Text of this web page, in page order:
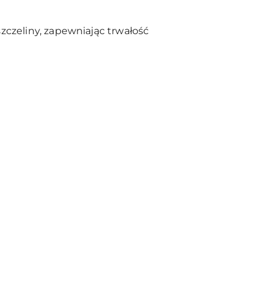
zapewniając trwałość